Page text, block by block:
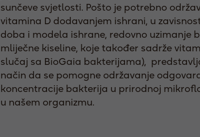
sunčeve svjetlosti. Pošto je potrebno
vitamina D dodavanjem ishrani, u
doba i modela ishrane, redovno uzimanje
mliječne kiseline, koje također sadrže
slučaj sa BioGaia bakterijama),
način da se pomogne održavanje
koncentracije bakterija u prirodnoj
u našem organizmu.